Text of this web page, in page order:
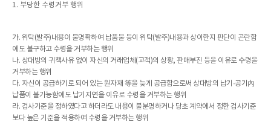
1. 부당한 수령거부 행위
가. 위탁(발주)내용이 불명확하여 납품물 등이 위탁(발주)내용과 상이한지 판단이 곤란함
에도 불구하고 수령을 거부하는 행위
나. 상대방의 귀책사유 없이 자신의 거래업체(고객)의 상황, 판매부진 등을 이유로 수령을
거부하는 행위
다. 자신이 공급하기로 되어 있는 원자재 等을 늦게 공급함으로써 상대방의 납기·공기內
납품이 불가능함에도 납기지연을 이유로 수령을 거부하는 행위
라. 검사기준을 정하였다고 하더라도 내용이 불분명하거나 당초 계약에서 정한 검사기준
보다 높은 기준을 적용하여 수령을 거부하는 행위